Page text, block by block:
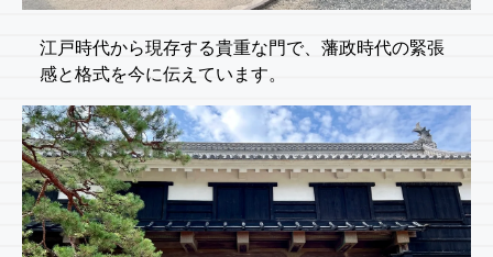
江戸時代から現存する貴重な門で、藩政時代の緊張
感と格式を今に伝えています。